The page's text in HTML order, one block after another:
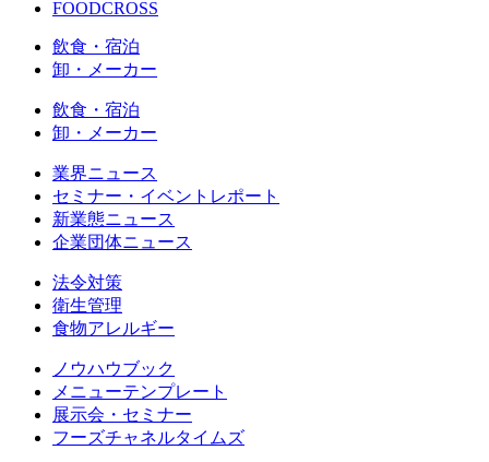
FOODCROSS
飲食・宿泊
卸・メーカー
飲食・宿泊
卸・メーカー
業界ニュース
セミナー・イベントレポート
新業態ニュース
企業団体ニュース
法令対策
衛生管理
食物アレルギー
ノウハウブック
メニューテンプレート
展示会・セミナー
フーズチャネルタイムズ